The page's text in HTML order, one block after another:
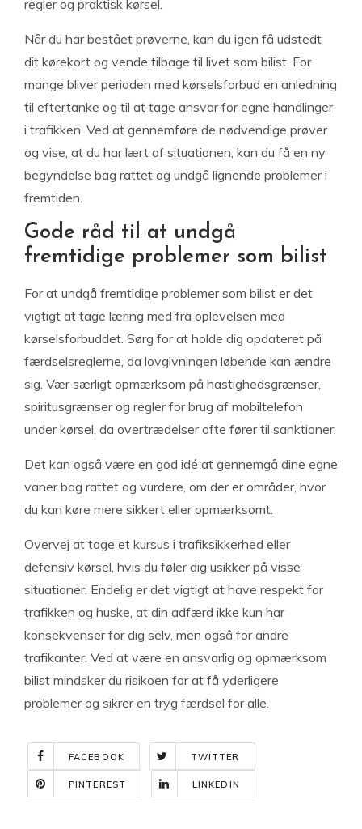
regler og praktisk kørsel.
Når du har bestået prøverne, kan du igen få udstedt
dit kørekort og vende tilbage til livet som bilist. For
mange bliver perioden med kørselsforbud en anledning
til eftertanke og til at tage ansvar for egne handlinger
i trafikken. Ved at gennemføre de nødvendige prøver
og vise, at du har lært af situationen, kan du få en ny
begyndelse bag rattet og undgå lignende problemer i
fremtiden.
Gode råd til at undgå
fremtidige problemer som bilist
For at undgå fremtidige problemer som bilist er det
vigtigt at tage læring med fra oplevelsen med
kørselsforbuddet. Sørg for at holde dig opdateret på
færdselsreglerne, da lovgivningen løbende kan ændre
sig. Vær særligt opmærksom på hastighedsgrænser,
spiritusgrænser og regler for brug af mobiltelefon
under kørsel, da overtrædelser ofte fører til sanktioner.
Det kan også være en god idé at gennemgå dine egne
vaner bag rattet og vurdere, om der er områder, hvor
du kan køre mere sikkert eller opmærksomt.
Overvej at tage et kursus i trafiksikkerhed eller
defensiv kørsel, hvis du føler dig usikker på visse
situationer. Endelig er det vigtigt at have respekt for
trafikken og huske, at din adfærd ikke kun har
konsekvenser for dig selv, men også for andre
trafikanter. Ved at være en ansvarlig og opmærksom
bilist mindsker du risikoen for at få yderligere
problemer og sikrer en tryg færdsel for alle.
FACEBOOK TWITTER
PINTEREST LINKEDIN